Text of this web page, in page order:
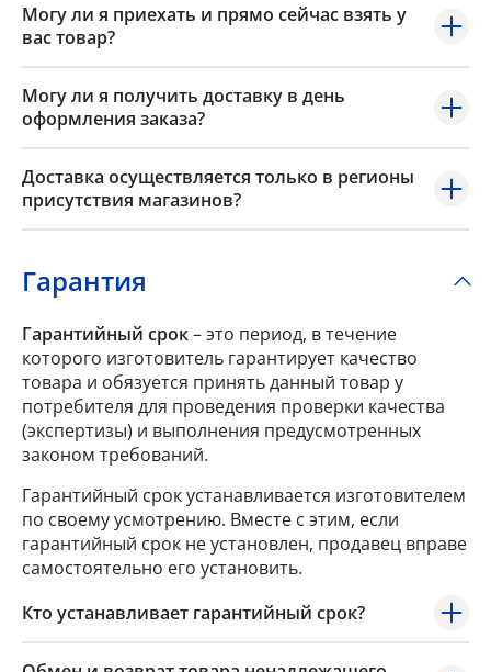
Могу ли я приехать и прямо сейчас взять у
вас товар?
Могу ли я получить доставку в день
оформления заказа?
Доставка осуществляется только в регионы
присутствия магазинов?
Гарантия
Гарантийный срок– это период, в течение
которого изготовитель гарантирует качество
товара и обязуется принять данный товар у
потребителя для проведения проверки качества
(экспертизы) и выполнения предусмотренных
законом требований.
Гарантийный срок устанавливается изготовителем
по своему усмотрению. Вместе с этим, если
гарантийный срок не установлен, продавец вправе
самостоятельно его установить.
Кто устанавливает гарантийный срок?